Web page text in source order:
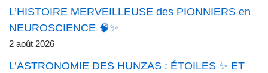
L’HISTOIRE MERVEILLEUSE des PIONNIERS en
NEUROSCIENCE 🧠✨
2 août 2026
L’ASTRONOMIE DES HUNZAS : ÉTOILES ✨ ET